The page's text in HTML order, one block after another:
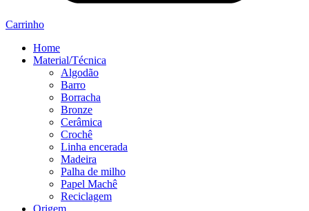
Carrinho
Home
Material/Técnica
Algodão
Barro
Borracha
Bronze
Cerâmica
Crochê
Linha encerada
Madeira
Palha de milho
Papel Machê
Reciclagem
Origem